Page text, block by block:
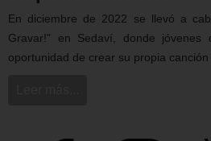
En diciembre de 2022 se llevó a
Gravar!" en Sedaví, donde jóvenes
oportunidad de crear su propia canción